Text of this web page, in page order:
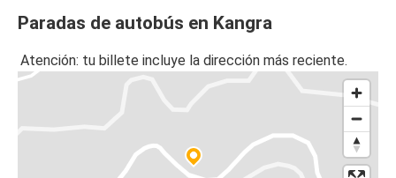
Paradas de autobús en Kangra
Atención: tu billete incluye la dirección más reciente.